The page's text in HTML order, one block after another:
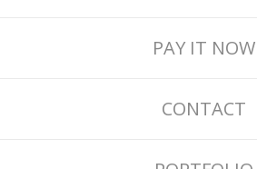
PAY IT NOW
CONTACT